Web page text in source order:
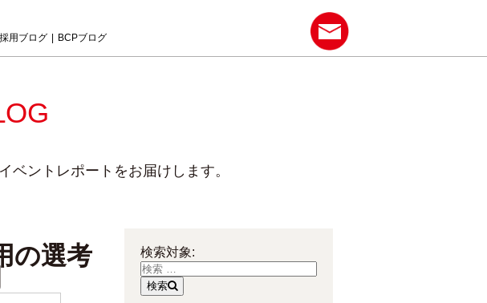
採用ブログ BCPブログ
ベントレポートをお届けします。
の選考 検索対象:
検索